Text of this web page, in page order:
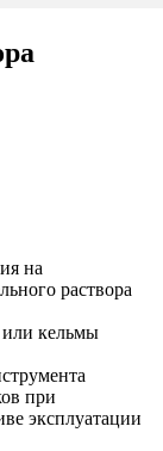
на
раствора
или кельмы
при
эксплуатации